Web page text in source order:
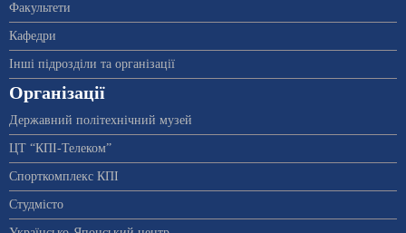
Факультети
Кафедри
Інші підрозділи та організації
Організації
Державний політехнічний музей
ЦТ “КПІ-Телеком”
Спорткомплекс КПІ
Студмісто